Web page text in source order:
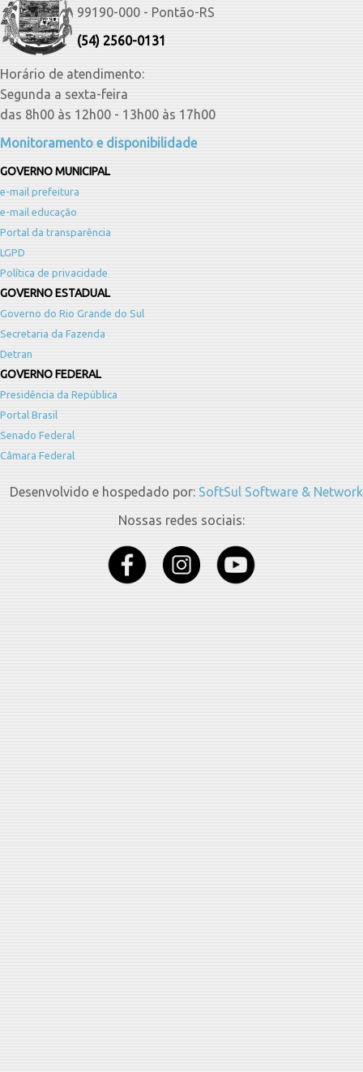
99190-000 - Pontão-RS
(54) 2560-0131
Horário de atendimento:
Segunda a sexta-feira
das 8h00 às 12h00 - 13h00 às 17h00
Monitoramento e disponibilidade
GOVERNO MUNICIPAL
e-mail prefeitura
e-mail educação
Portal da transparência
LGPD
Política de privacidade
GOVERNO ESTADUAL
Governo do Rio Grande do Sul
Secretaria da Fazenda
Detran
GOVERNO FEDERAL
Presidência da República
Portal Brasil
Senado Federal
Câmara Federal
Desenvolvido e hospedado por: SoftSul Software & Network
Nossas redes sociais: